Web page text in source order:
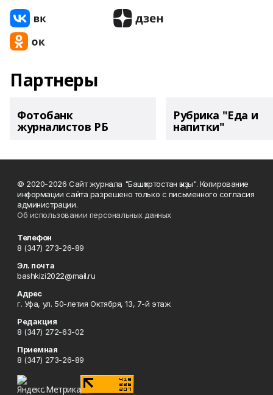
Партнеры
Фотобанк
журналистов РБ
Рубрика "Еда и
напитки"
© 2020-2026 Сайт журнала "Башҡортостан ҡыҙы". Копирование
информации сайта разрешено только с письменного согласия
администрации.
Об использовании персональных данных
Телефон
8 (347) 273-26-89
Эл. почта
bashkizi2022@mail.ru
Адрес
г. Уфа, ул. 50-летия Октября, 13, 7-й этаж
Редакция
8 (347) 272-63-02
Приемная
8 (347) 273-26-89